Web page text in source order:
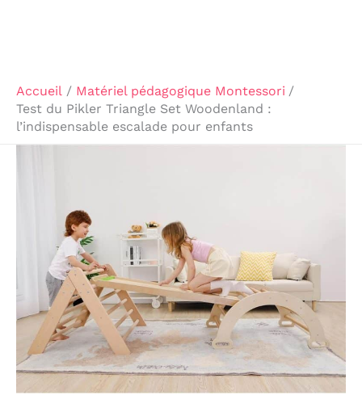
Accueil
Matériel pédagogique Montessori
Test du Pikler Triangle Set Woodenland :
l’indispensable escalade pour enfants